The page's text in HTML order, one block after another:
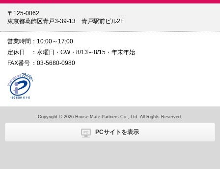
〒125-0062
東京都葛飾区青戸3-39-13 青戸駅前ビル2F
営業時間
10:00～17:00
定休日
水曜日・GW・8/13～8/15・年末年始
FAX番号
03-5680-0980
Copyright © 2026 House Mate Partners Co., Ltd. All Rights Reserved.
PCサイトを表示